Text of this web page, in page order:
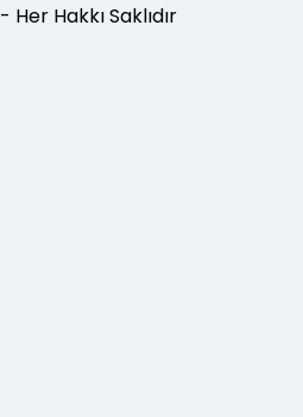
- Her Hakkı Saklıdır